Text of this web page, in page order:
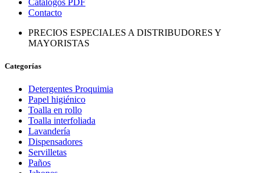
Catálogos PDF
Contacto
PRECIOS ESPECIALES A DISTRIBUDORES Y
MAYORISTAS
Categorías
Detergentes Proquimia
Papel higiénico
Toalla en rollo
Toalla interfoliada
Lavandería
Dispensadores
Servilletas
Paños